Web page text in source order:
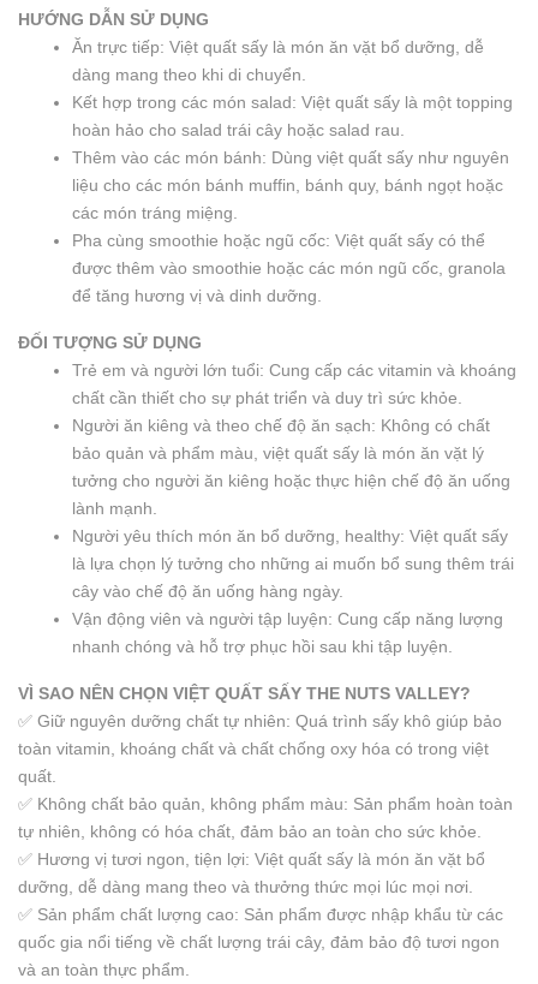
HƯỚNG DẪN SỬ DỤNG
Ăn trực tiếp: Việt quất sấy là món ăn vặt bổ dưỡng, dễ
dàng mang theo khi di chuyển.
Kết hợp trong các món salad: Việt quất sấy là một topping
hoàn hảo cho salad trái cây hoặc salad rau.
Thêm vào các món bánh: Dùng việt quất sấy như nguyên
liệu cho các món bánh muffin, bánh quy, bánh ngọt hoặc
các món tráng miệng.
Pha cùng smoothie hoặc ngũ cốc: Việt quất sấy có thể
được thêm vào smoothie hoặc các món ngũ cốc, granola
để tăng hương vị và dinh dưỡng.
ĐỐI TƯỢNG SỬ DỤNG
Trẻ em và người lớn tuổi: Cung cấp các vitamin và khoáng
chất cần thiết cho sự phát triển và duy trì sức khỏe.
Người ăn kiêng và theo chế độ ăn sạch: Không có chất
bảo quản và phẩm màu, việt quất sấy là món ăn vặt lý
tưởng cho người ăn kiêng hoặc thực hiện chế độ ăn uống
lành mạnh.
Người yêu thích món ăn bổ dưỡng, healthy: Việt quất sấy
là lựa chọn lý tưởng cho những ai muốn bổ sung thêm trái
cây vào chế độ ăn uống hàng ngày.
Vận động viên và người tập luyện: Cung cấp năng lượng
nhanh chóng và hỗ trợ phục hồi sau khi tập luyện.
VÌ SAO NÊN CHỌN VIỆT QUẤT SẤY THE NUTS VALLEY?
✅ Giữ nguyên dưỡng chất tự nhiên: Quá trình sấy khô giúp bảo
toàn vitamin, khoáng chất và chất chống oxy hóa có trong việt
quất.
✅ Không chất bảo quản, không phẩm màu: Sản phẩm hoàn toàn
tự nhiên, không có hóa chất, đảm bảo an toàn cho sức khỏe.
✅ Hương vị tươi ngon, tiện lợi: Việt quất sấy là món ăn vặt bổ
dưỡng, dễ dàng mang theo và thưởng thức mọi lúc mọi nơi.
✅ Sản phẩm chất lượng cao: Sản phẩm được nhập khẩu từ các
quốc gia nổi tiếng về chất lượng trái cây, đảm bảo độ tươi ngon
và an toàn thực phẩm.